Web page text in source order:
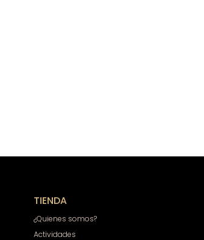
TIENDA
¿Quienes somos?
Actividades